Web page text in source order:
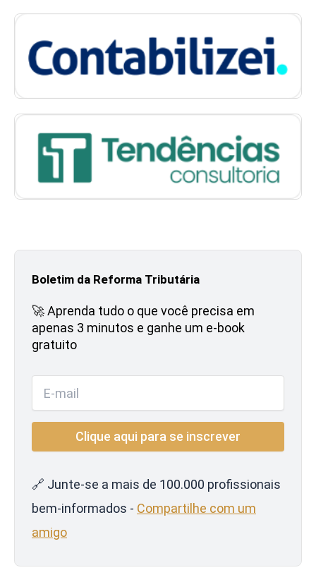
Boletim da Reforma Tributária
🚀 Aprenda tudo o que você precisa em
apenas 3 minutos e ganhe um e-book
gratuito
🔗 Junte-se a mais de 100.000 profissionais
bem-informados - Compartilhe com um
amigo